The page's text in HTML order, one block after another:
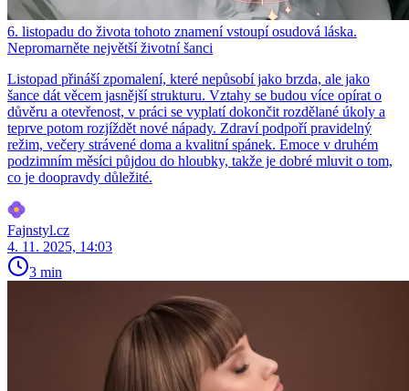
6. listopadu do života tohoto znamení vstoupí osudová láska.
Nepromarněte největší životní šanci
Listopad přináší zpomalení, které nepůsobí jako brzda, ale jako
šance dát věcem jasnější strukturu. Vztahy se budou více opírat o
důvěru a otevřenost, v práci se vyplatí dokončit rozdělané úkoly a
teprve potom rozjíždět nové nápady. Zdraví podpoří pravidelný
režim, večery strávené doma a kvalitní spánek. Emoce v druhém
podzimním měsíci půjdou do hloubky, takže je dobré mluvit o tom,
co je doopravdy důležité.
Fajnstyl.cz
4. 11. 2025, 14:03
3 min